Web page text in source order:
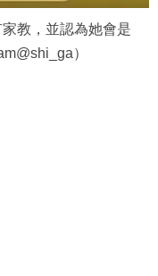
教，並認為她會是
）